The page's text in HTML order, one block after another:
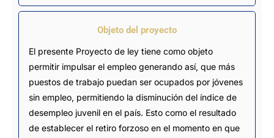
Objeto del proyecto
El presente Proyecto de ley tiene como objeto
permitir impulsar el empleo generando así, que más
puestos de trabajo puedan ser ocupados por jóvenes
sin empleo, permitiendo la disminución del índice de
desempleo juvenil en el país. Esto como el resultado
de establecer el retiro forzoso en el momento en que